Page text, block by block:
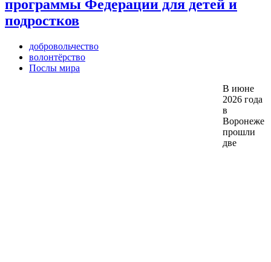
программы Федерации для детей и
подростков
добровольчество
волонтёрство
Послы мира
В июне
2026 года
в
Воронеже
прошли
две